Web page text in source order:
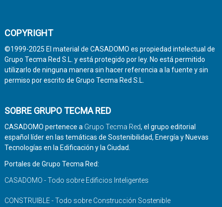
COPYRIGHT
©1999-2025 El material de CASADOMO es propiedad intelectual de
Grupo Tecma Red S.L. y está protegido por ley. No está permitido
utilizarlo de ninguna manera sin hacer referencia a la fuente y sin
permiso por escrito de Grupo Tecma Red S.L.
SOBRE GRUPO TECMA RED
CASADOMO pertenece a Grupo Tecma Red, el grupo editorial
español líder en las temáticas de Sostenibilidad, Energía y Nuevas
Tecnologías en la Edificación y la Ciudad.
Portales de Grupo Tecma Red:
CASADOMO - Todo sobre Edificios Inteligentes
CONSTRUIBLE - Todo sobre Construcción Sostenible